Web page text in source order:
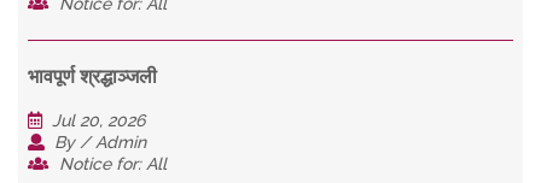
भावपूर्ण श्रद्धाञ्जली
Jul 20, 2026
By / Admin
Notice for: All